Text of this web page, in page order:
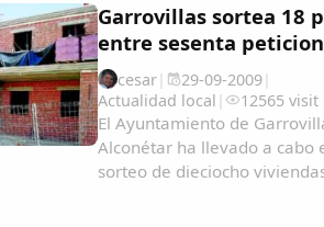
Garrovillas sortea 18
entre sesenta
cesar| 29-09-2009|
Actualidad local | 12565 visit
El Ayuntamiento de
Alconétar ha llevado a cabo
sorteo de dieciocho viviendas de las